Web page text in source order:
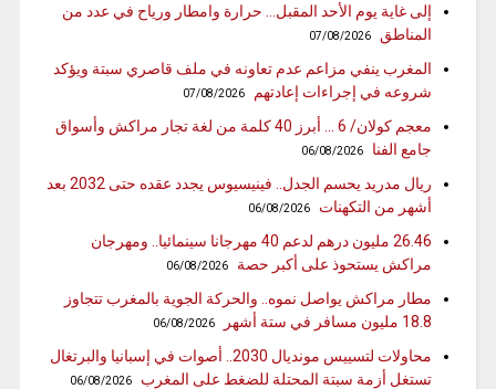
إلى غاية يوم الأحد المقبل… حرارة وامطار ورياح في عدد من
المناطق
07/08/2026
المغرب ينفي مزاعم عدم تعاونه في ملف قاصري سبتة ويؤكد
شروعه في إجراءات إعادتهم
07/08/2026
معجم كولان/ 6 … أبرز 40 كلمة من لغة تجار مراكش وأسواق
جامع الفنا
06/08/2026
ريال مدريد يحسم الجدل.. فينيسيوس يجدد عقده حتى 2032 بعد
أشهر من التكهنات
06/08/2026
26.46 مليون درهم لدعم 40 مهرجانا سينمائيا.. ومهرجان
مراكش يستحوذ على أكبر حصة
06/08/2026
مطار مراكش يواصل نموه.. والحركة الجوية بالمغرب تتجاوز
18.8 مليون مسافر في ستة أشهر
06/08/2026
محاولات لتسييس مونديال 2030.. أصوات في إسبانيا والبرتغال
تستغل أزمة سبتة المحتلة للضغط على المغرب
06/08/2026